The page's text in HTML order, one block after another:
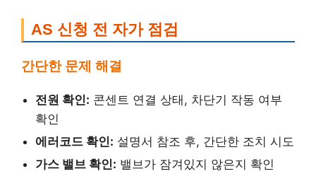
AS 신청 전 자가 점검
간단한 문제 해결
전원 확인: 콘센트 연결 상태, 차단기 작동 여부
확인
에러코드 확인: 설명서 참조 후, 간단한 조치 시도
가스 밸브 확인: 밸브가 잠겨있지 않은지 확인